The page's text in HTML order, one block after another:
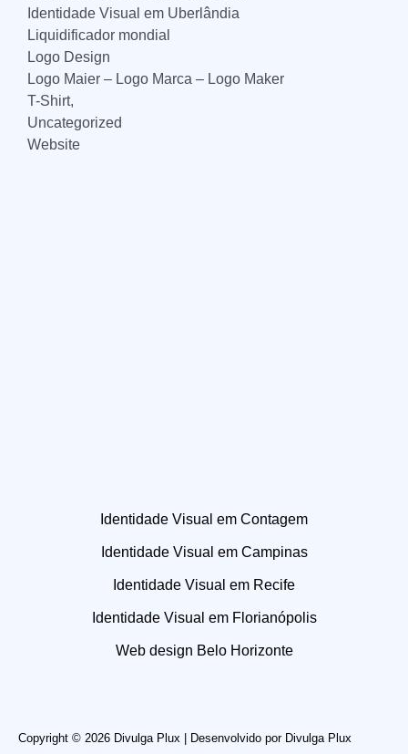
Identidade Visual em Uberlândia
Liquidificador mondial
Logo Design
Logo Maier – Logo Marca – Logo Maker
T-Shirt,
Uncategorized
Website
Identidade Visual em Contagem
Identidade Visual em Campinas
Identidade Visual em Recife
Identidade Visual em Florianópolis
Web design Belo Horizonte
Copyright © 2026 Divulga Plux | Desenvolvido por Divulga Plux